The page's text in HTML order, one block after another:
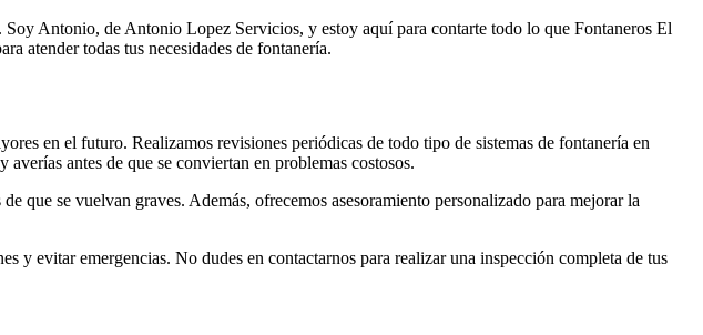
Soy Antonio, de Antonio Lopez Servicios, y estoy aquí para contarte todo lo que Fontaneros El
atender todas tus necesidades de fontanería.
en el futuro. Realizamos revisiones periódicas de todo tipo de sistemas de fontanería en
antes de que se conviertan en problemas costosos.
que se vuelvan graves. Además, ofrecemos asesoramiento personalizado para mejorar la
y evitar emergencias. No dudes en contactarnos para realizar una inspección completa de tus